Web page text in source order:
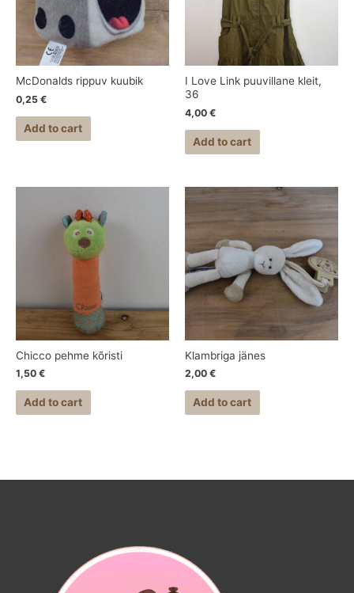
McDonalds rippuv kuubik
0,25 €
Add to cart
I Love Link puuvillane kleit,
36
4,00 €
Add to cart
Chicco pehme kõristi
1,50 €
Add to cart
Klambriga jänes
2,00 €
Add to cart